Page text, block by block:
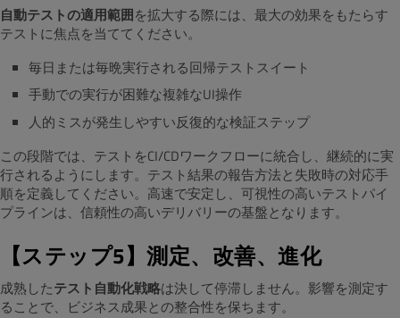
自動テストの適用範囲を拡大する際には、最大の効果をもたらす
テストに焦点を当ててください。
毎日または毎晩実行される回帰テストスイート
手動での実行が困難な複雑なUI操作
人的ミスが発生しやすい反復的な検証ステップ
この段階では、テストをCI/CDワークフローに統合し、継続的に実
行されるようにします。テスト結果の報告方法と失敗時の対応手
順を定義してください。高速で安定し、可視性の高いテストパイ
プラインは、信頼性の高いデリバリーの基盤となります。
【ステップ5】測定、改善、進化
成熟したテスト自動化戦略は決して停滞しません。影響を測定す
ることで、ビジネス成果との整合性を保ちます。